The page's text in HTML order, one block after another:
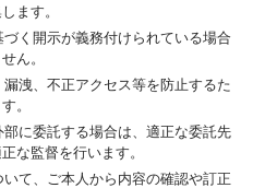
ます。
く開示が義務付けられている場合
ん。
洩、不正アクセス等を防止するた
。
に委託する場合は、適正な委託先
な監督を行います。
て、ご本人から内容の確認や訂正